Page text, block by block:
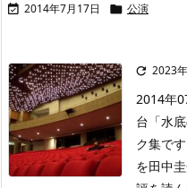
 2014年7月17日  公演
 2023
2014年
台「水
ク集で
を田中